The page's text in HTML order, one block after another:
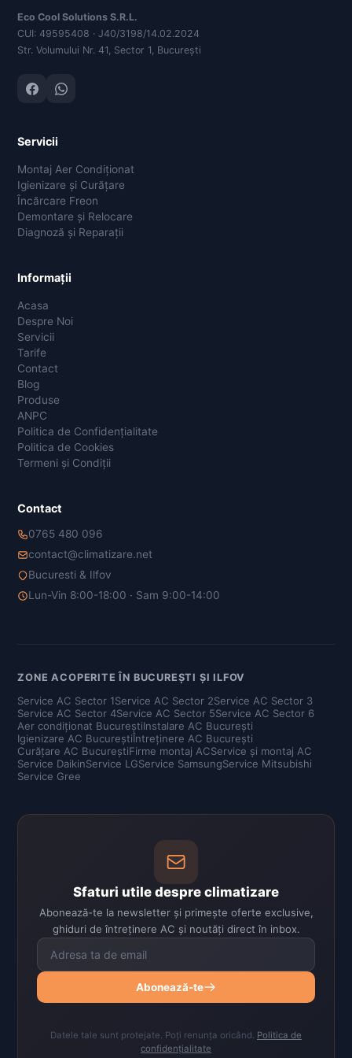
Eco Cool Solutions S.R.L.
CUI: 49595408 · J40/3198/14.02.2024
Str. Volumului Nr. 41, Sector 1, București
Servicii
Montaj Aer Condiționat
Igienizare și Curățare
Încărcare Freon
Demontare și Relocare
Diagnoză și Reparații
Informații
Acasa
Despre Noi
Servicii
Tarife
Contact
Blog
Produse
ANPC
Politica de Confidențialitate
Politica de Cookies
Termeni și Condiții
Contact
0765 480 096
contact@climatizare.net
Bucuresti & Ilfov
Lun-Vin 8:00-18:00 · Sam 9:00-14:00
ZONE ACOPERITE ÎN BUCUREȘTI ȘI ILFOV
Service AC Sector 1Service AC Sector 2Service AC Sector 3
Service AC Sector 4Service AC Sector 5Service AC Sector 6
Aer condiționat BucureștiInstalare AC București
Igienizare AC BucureștiÎntreținere AC București
Curățare AC BucureștiFirme montaj ACService și montaj AC
Service DaikinService LGService SamsungService Mitsubishi
Service Gree
Sfaturi utile despre climatizare
Abonează-te la newsletter și primește oferte exclusive,
ghiduri de întreținere AC și noutăți direct în inbox.
Abonează-te
Datele tale sunt protejate. Poți renunța oricând. Politica de
confidențialitate